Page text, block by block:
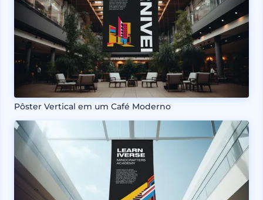
Pôster Vertical em um Café Moderno